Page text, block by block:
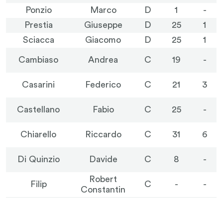
Ponzio
Marco D 1
-
Prestia
Giuseppe D 25
1
Sciacca
Giacomo D 25 1
Cambiaso Andrea C 19 -
Casarini Federico C 21 3
Castellano Fabio C 25 -
Chiarello Riccardo C 31 6
Di Quinzio Davide C 8 -
Filip
Robert
Constantin
C - -